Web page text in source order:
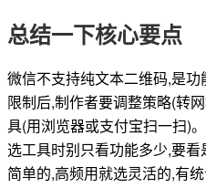
总结一下核心要点
微信不支持纯文本二维码,是
限制后,制作者要调整策略(转
具(用浏览器或支付宝扫一扫)。
选工具时别只看功能多少,要
简单的,高频用就选灵活的,有统